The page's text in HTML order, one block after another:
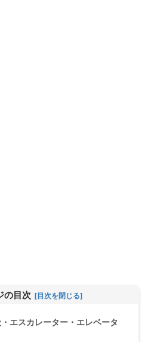
の目次
エスカレーター・エレベータ